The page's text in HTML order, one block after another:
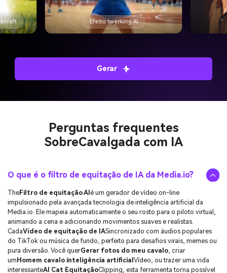
O que é o filtro de equitação de IA da Media.io?
impulsionado pela avançada tecnologia de inteligência artificial da
Media.io. Ele mapeia automaticamente o seu rosto para o piloto virtual,
animando a cena e adicionando movimentos suaves e realistas.
CadaVídeo de equitação de IASincronizado com áudios populares
do TikTok ou música de fundo, perfeito para desafios virais, memes ou
pura diversão. Você querGerar fotos do meu cavalo, criar
umHomem cavalo inteligência artificialVídeo, ou trazer uma vida
interessanteAI Cat Equitação Clipping, esta ferramenta torna possível
em segundos.